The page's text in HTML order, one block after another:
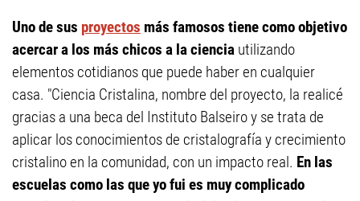
Uno de sus proyectos más famosos tiene como objetivo
acercar a los más chicos a la ciencia utilizando
elementos cotidianos que puede haber en cualquier
casa. "Ciencia Cristalina, nombre del proyecto, la realicé
gracias a una beca del Instituto Balseiro y se trata de
aplicar los conocimientos de cristalografía y crecimiento
cristalino en la comunidad, con un impacto real. En las
escuelas como las que yo fui es muy complicado